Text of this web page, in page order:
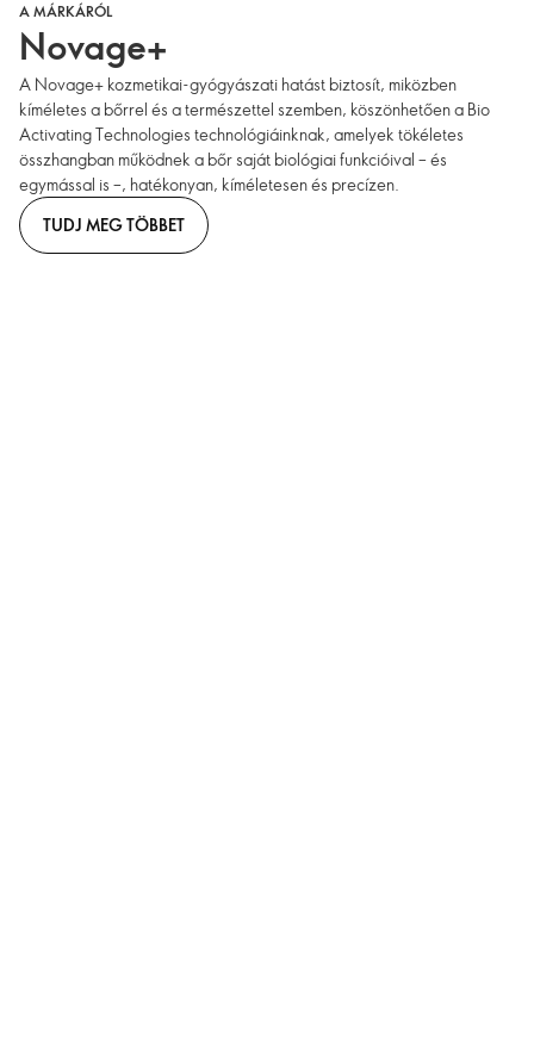
A MÁRKÁRÓL
Novage+
A Novage+ kozmetikai-gyógyászati hatást biztosít, miközben
kíméletes a bőrrel és a természettel szemben, köszönhetően a Bio
Activating Technologies technológiáinknak, amelyek tökéletes
összhangban működnek a bőr saját biológiai funkcióival – és
egymással is –, hatékonyan, kíméletesen és precízen.
TUDJ MEG TÖBBET